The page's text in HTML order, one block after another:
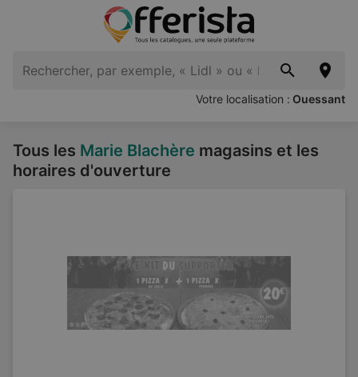
Votre localisation : Ouessant
Tous les Marie Blachère magasins et les
horaires d'ouverture